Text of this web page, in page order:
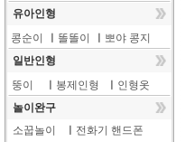
유아인형
콩순이
똘똘이
뽀야 콩지
일반인형
뚱이
봉제인형
인형옷
놀이완구
소꿉놀이
전화기 핸드폰